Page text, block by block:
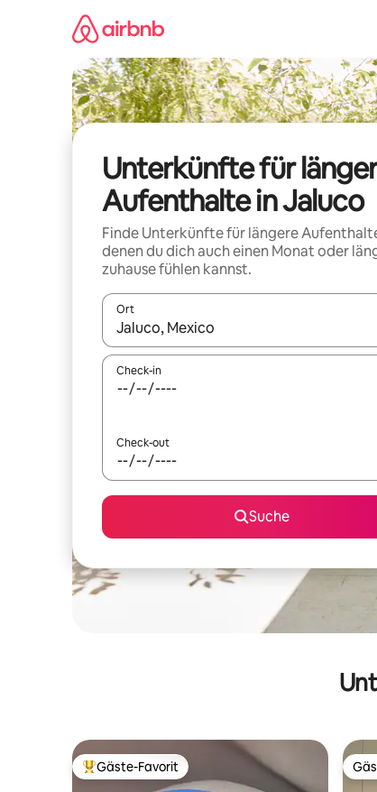
Unterkünfte für
Aufenthalte in Jaluco
Finde Unterkünfte für längere
denen du dich auch einen Monat oder
zuhause fühlen kannst.
Ort
Wenn Ergebnisse verfügbar sind, navigiere
Check-in
Check-out
Suche
Beliebter Gäste-Favorit.
Gäste-Favorit